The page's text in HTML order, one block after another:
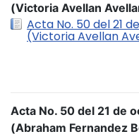
(Victoria Avellan
Acta No. 50 del 21
(Victoria Avellan
Acta No. 50 del 21 de
(Abraham Fernandez